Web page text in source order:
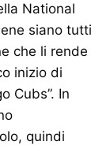
National
siano tutti
che li rende
inizio di
Cubs”. In
quindi